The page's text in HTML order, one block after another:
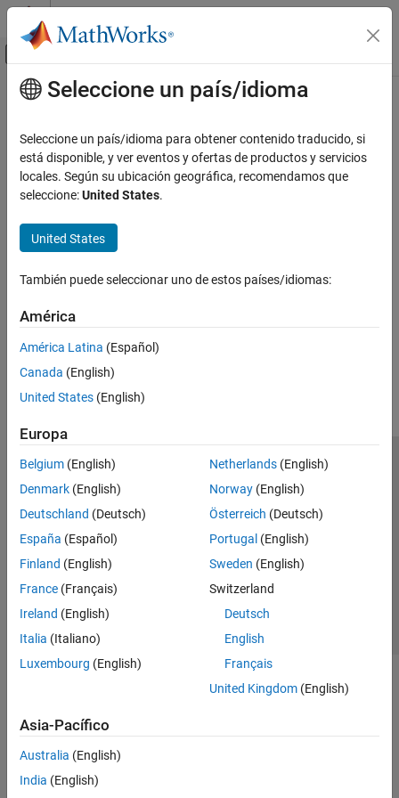
Saltar al contenido
Mostrar/ocultar menú de navegación
Inicio de Documentación
Contenido principal
How useful was this information?
Seleccione un país/idioma
Seleccione un país/idioma para obtener contenido traducido, si
está disponible, y ver eventos y ofertas de productos y servicios
locales. Según su ubicación geográfica, recomendamos que
seleccione:United States.
United States
También puede seleccionar uno de estos países/idiomas:
América
América Latina (Español)
Canada (English)
United States (English)
Europa
Belgium (English)
Denmark (English)
Deutschland (Deutsch)
España (Español)
Finland (English)
France (Français)
Ireland (English)
Italia (Italiano)
Luxembourg (English)
Netherlands(English)
Norway(English)
Österreich (Deutsch)
Portugal (English)
Sweden (English)
Switzerland
Deutsch
English
Français
United Kingdom(English)
Asia-Pacífico
Australia (English)
India (English)
Centro de confianza
Marcas comerciales
Política de privacidad
Antipiratería
Estado de las aplicaciones
Información de contacto
© 1994-2026 The MathWorks, Inc.